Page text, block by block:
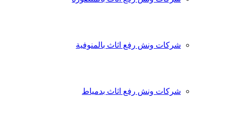
شركات ونش رفع اثاث بالمنوفية
شركات ونش رفع اثاث بدمياط